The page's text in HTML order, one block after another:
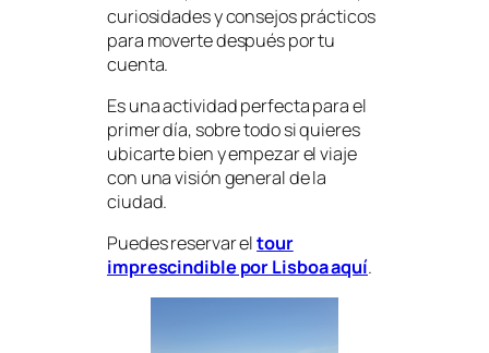
curiosidades y consejos prácticos
para moverte después por tu
cuenta.
Es una actividad perfecta para el
primer día, sobre todo si quieres
ubicarte bien y empezar el viaje
con una visión general de la
ciudad.
Puedes reservar eltour
imprescindible por Lisboa aquí.